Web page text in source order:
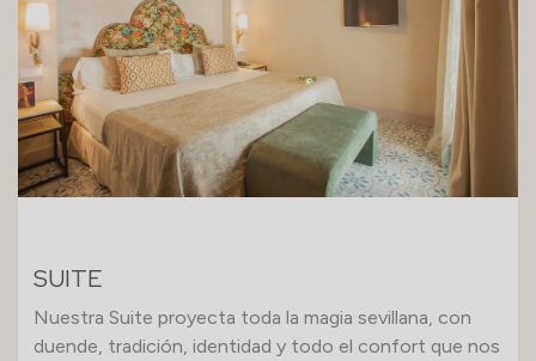
SUITE
Nuestra Suite proyecta toda la magia sevillana, con
duende, tradición, identidad y todo el confort que nos